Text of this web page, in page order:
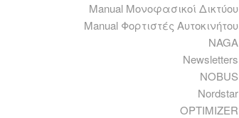
Manual Μονοφασικοί Δικτύου
Manual Φορτιστές Αυτοκινήτου
NAGA
Newsletters
NOBUS
Nordstar
OPTIMIZER